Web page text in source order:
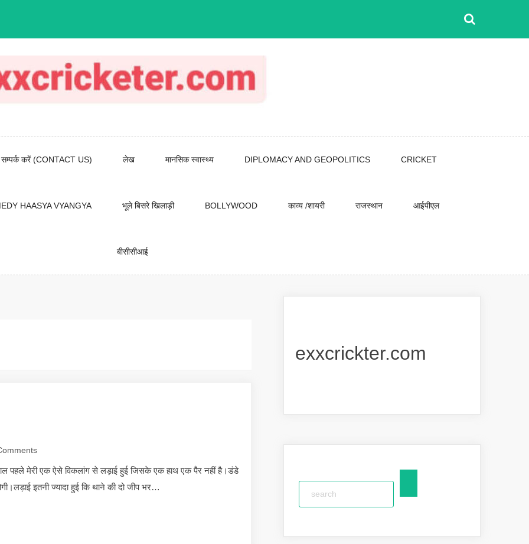
सम्पर्क करें (CONTACT US) लेख मानसिक स्वास्थ्य DIPLOMACY AND GEOPOLITICS CRICKET
HAASYA VYANGYA भूले बिसरे खिलाड़ी BOLLYWOOD काव्य /शायरी राजस्थान आईपीएल
बीसीसीआई
पहले मेरी एक ऐसे विकलांग से लड़ाई हुई जिसके एक हाथ एक पैर नहीं है।डंडे
इतनी ज्यादा हुई कि थाने की दो जीप भर…
exxcrickter.com